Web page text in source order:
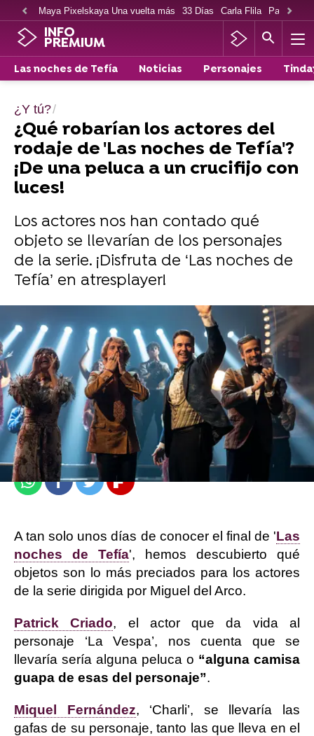
Maya Pixelskaya Una vuelta más 33 Días Carla Flila Paco
INFO
PREMIUM
Las noches de Tefía Noticias Personajes
¿Y tú?
¿Qué robarían los actores del
rodaje de 'Las noches de Tefía'?
¡De una peluca a un crucifijo con
luces!
Los actores nos han contado qué
objeto se llevarían de los personajes
de la serie. ¡Disfruta de ‘Las noches de
Tefía’ en atresplayer!
Carmen Marar
Publicado: 21 de julio de 2023, 15:28
WhatsappFacebook
TwitterFlipboard
A tan solo unos días de conocer el final de 'Las
noches de Tefía', hemos descubierto qué
objetos son lo más preciados para los actores
de la serie dirigida por Miguel del Arco.
Patrick Criado, el actor que da vida al
personaje ‘La Vespa’, nos cuenta que se
llevaría sería alguna peluca o “alguna camisa
guapa de esas del personaje”.
Miquel Fernández, ‘Charli’, se llevaría las
gafas de su personaje, tanto las que lleva en el